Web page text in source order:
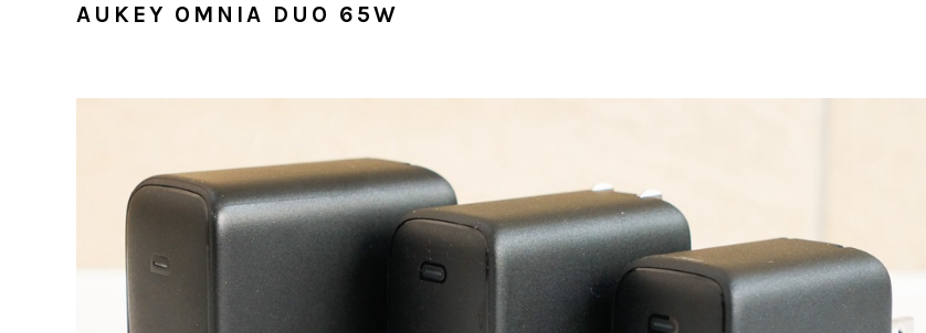
AUKEY OMNIA DUO 65W